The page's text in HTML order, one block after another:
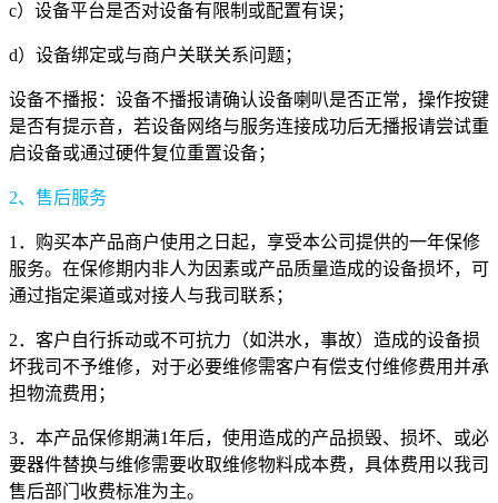
c）设备平台是否对设备有限制或配置有误；
d）设备绑定或与商户关联关系问题；
设备不播报：设备不播报请确认设备喇叭是否正常，操作按键
是否有提示音，若设备网络与服务连接成功后无播报请尝试重
启设备或通过硬件复位重置设备；
2、售后服务
1．购买本产品商户使用之日起，享受本公司提供的一年保修
服务。在保修期内非人为因素或产品质量造成的设备损坏，可
通过指定渠道或对接人与我司联系；
2．客户自行拆动或不可抗力（如洪水，事故）造成的设备损
坏我司不予维修，对于必要维修需客户有偿支付维修费用并承
担物流费用；
3．本产品保修期满1年后，使用造成的产品损毁、损坏、或必
要器件替换与维修需要收取维修物料成本费，具体费用以我司
售后部门收费标准为主。